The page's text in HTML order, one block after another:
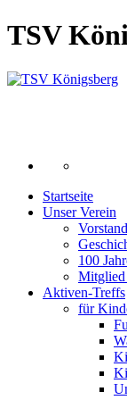
TSV
Startseite
Unser Verein
Vorstand
100
Mitglied
Aktiven-Treffs
für